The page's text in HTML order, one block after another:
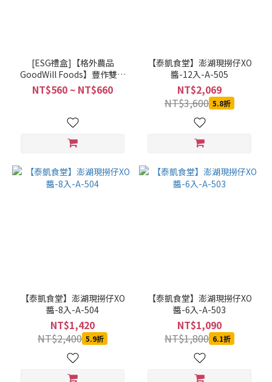
[ESG禮盒]【格外農品
GoodWill Foods】豐作雙果
茶醬禮盒(2入)
NT$560 ~ NT$660
【泰凱食堂】澎湖現撈仔XO
醬-12入-A-505
NT$2,069
NT$3,600 5.8折
【泰凱食堂】澎湖現撈仔XO
醬-8入-A-504
NT$1,420
NT$2,400 5.9折
【泰凱食堂】澎湖現撈仔XO
醬-6入-A-503
NT$1,090
NT$1,800 6.1折